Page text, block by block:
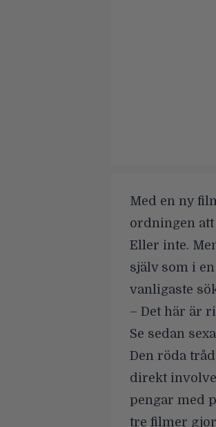
Med en ny
ordningen att
Eller inte.
själv som i
vanligaste
– Det här är
Se sedan
Den röda
direkt
pengar med
tre filmer